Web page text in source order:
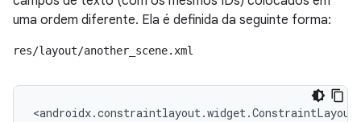
uma ordem diferente. Ela é definida da seguinte forma:
res/layout/another_scene.xml
<androidx.constraintlayout.widget.ConstraintLayout